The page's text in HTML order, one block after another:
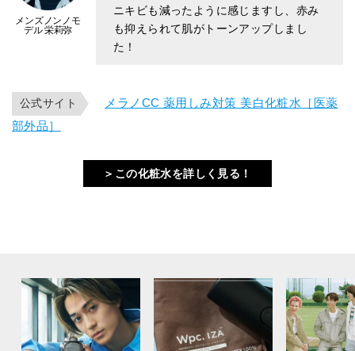
メンズノンノモ
デル 栄莉弥
ニキビも減ったように感じますし、赤み
も抑えられて肌がトーンアップしまし
た！
公式サイト
メラノCC 薬用しみ対策 美白化粧水［医薬
部外品］
＞この化粧水を詳しく見る！